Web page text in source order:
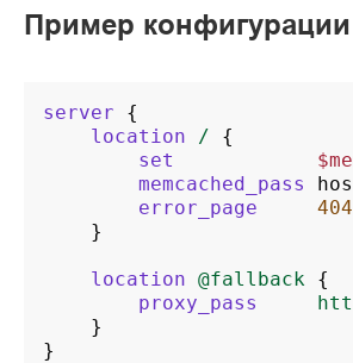
Пример конфигурации
server
{
location
/
{
set
memcached_pass
error_page
404
}
location @fallback
{
proxy_pass
}
}